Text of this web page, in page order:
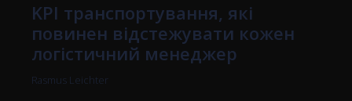
KPI транспортування, які
повинен відстежувати кожен
логістичний менеджер
Rasmus Leichter